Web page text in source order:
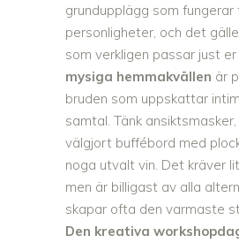
grundupplägg som
personligheter, och det
som verkligen passar just er
mysiga hemmakvällen är
bruden som uppskattar
samtal. Tänk
välgjort buffébord med
noga utvalt vin. Det kräver
men är billigast av alla
skapar ofta den varmaste
Den kreativa